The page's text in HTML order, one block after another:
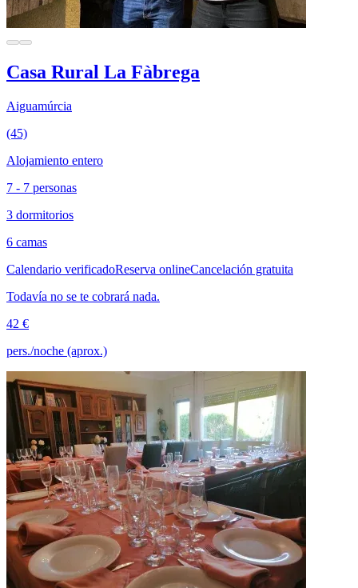
Casa Rural La Fàbrega
Aiguamúrcia
(45)
Alojamiento entero
7 - 7 personas
3 dormitorios
6 camas
Calendario verificadoReserva onlineCancelación gratuita
Todavía no se te cobrará nada.
42 €
pers./noche (aprox.)